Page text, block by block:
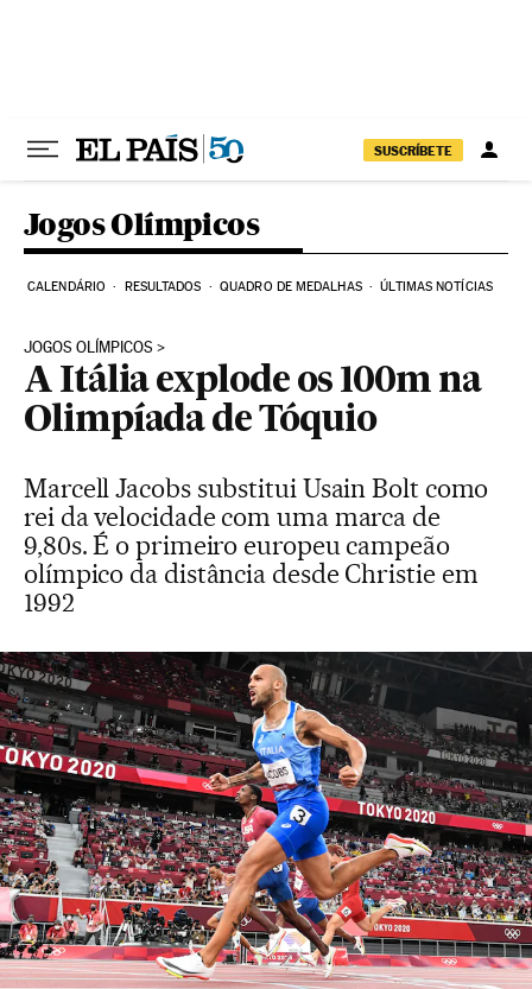
SUSCRÍBETE
Jogos Olímpicos
CALENDÁRIO RESULTADOS QUADRO DE MEDALHAS ÚLTIMAS NOTÍCIAS
JOGOS OLÍMPICOS
A Itália explode os 100m na
Olimpíada de Tóquio
Marcell Jacobs substitui Usain Bolt como
rei da velocidade com uma marca de
9,80s. É o primeiro europeu campeão
olímpico da distância desde Christie em
1992